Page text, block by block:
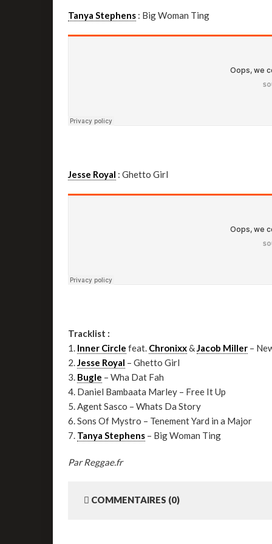
Tanya Stephens : Big Woman Ting
Jesse Royal : Ghetto Girl
Tracklist :
1. Inner Circle feat. Chronixx&Jacob Miller –
2.Jesse Royal – Ghetto Girl
3. Bugle – Wha Dat Fah
4. Daniel Bambaata Marley – Free It Up
5. Agent Sasco – Whats Da Story
6. Sons Of Mystro – Tenement Yard in a Major
7. Tanya Stephens – Big Woman Ting
Par Reggae.fr
COMMENTAIRES (0)